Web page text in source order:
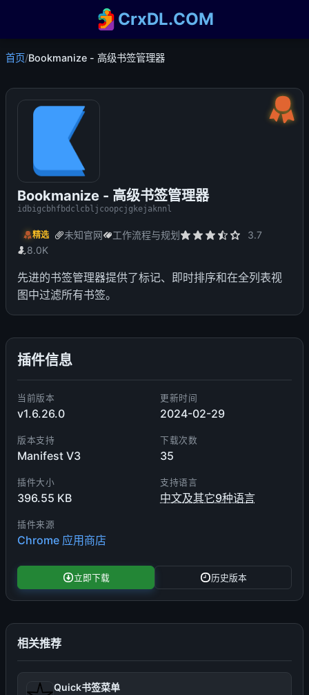
CrxDL.COM
首页/Bookmanize - 高级书签管理器
Bookmanize - 高级书签管理器
idbigcbhfbdclcbljcoopcjgkejaknnl
精选 未知官网 工作流程与规划
3.7
8.0K
先进的书签管理器提供了标记、即时排序和在全列表视
图中过滤所有书签。
插件信息
当前版本
v1.6.26.0
更新时间
2024-02-29
版本支持
Manifest V3
下载次数
35
插件大小
396.55 KB
支持语言
中文及其它9种语言
插件来源
Chrome 应用商店
立即下载 历史版本
相关推荐
Quick书签菜单